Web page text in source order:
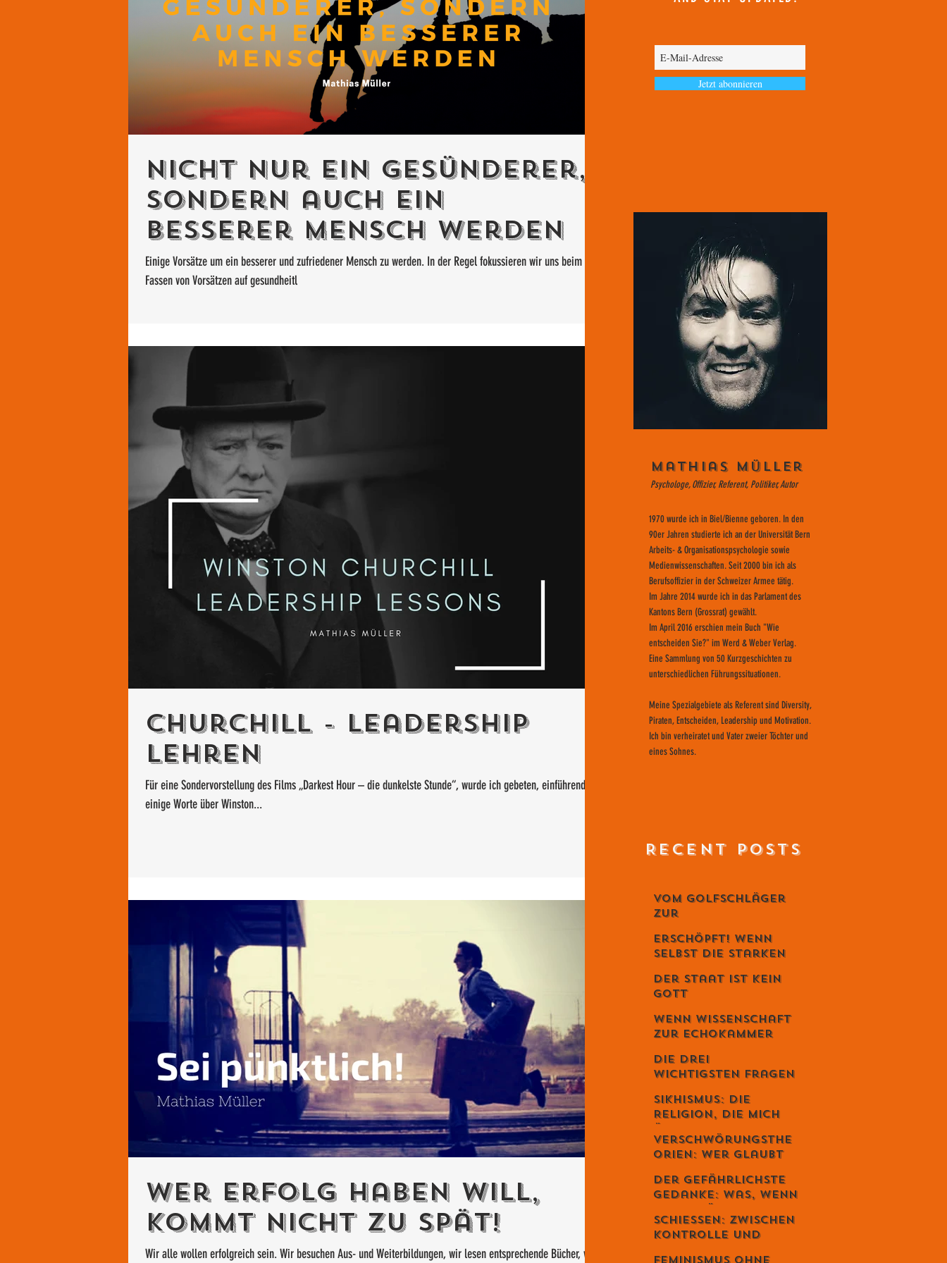
Nicht nur ein gesünderer,
sondern auch ein
besserer Mensch werden
Einige Vorsätze um ein besserer und zufriedener Mensch zu werden. In der Regel fokussieren wir uns beim
Fassen von Vorsätzen auf gesundheitl
Churchill - Leadership
Lehren
Für eine Sondervorstellung des Films „Darkest Hour – die dunkelste Stunde“, wurde ich gebeten, einführend
einige Worte über Winston...
Wer Erfolg haben will,
kommt nicht zu spät!
Wir alle wollen erfolgreich sein. Wir besuchen Aus- und Weiterbildungen, wir lesen entsprechende Bücher, wir
Jetzt abonnieren
Mathias Müller
Psychologe, Offizier, Referent, Politiker, Autor
1970 wurde ich in Biel/Bienne geboren. In den
90er Jahren studierte ich an der Universität Bern
Arbeits- & Organisationspsychologie sowie
Medienwissenschaften. Seit 2000 bin ich als
Berufsoffizier in der Schweizer Armee tätig.
Im Jahre 2014 wurde ich in das Parlament des
Kantons Bern (Grossrat) gewählt.
Im April 2016 erschien mein Buch "Wie
entscheiden Sie?" im Werd & Weber Verlag.
Eine Sammlung von 50 Kurzgeschichten zu
unterschiedlichen Führungssituationen.
Meine Spezialgebiete als Referent sind Diversity,
Piraten, Entscheiden, Leadership und Motivation.
Ich bin verheiratet und Vater zweier Töchter und
eines Sohnes.
RECENT POSTS
Vom Golfschläger
zur
Erschöpft! Wenn
selbst die Starken
Gespräch mit
Unternehmer Lukas
Jampen
Der Staat ist kein
Gott
Wenn Wissenschaft
zur Echokammer
Die drei
wichtigsten Fragen
Sikhismus: Die
Religion, die mich
und die sich
erstaunlich
schweizerisch
anfühlt
Verschwörungsthe
orien: Wer glaubt
und warum du dich
dabei
wahrscheinlich
irrst
Der gefährlichste
Gedanke: Was, wenn
Der Schweizer Tom
Clancy im Gespräch
Schiessen: Zwischen
Kontrolle und
Feminismus ohne